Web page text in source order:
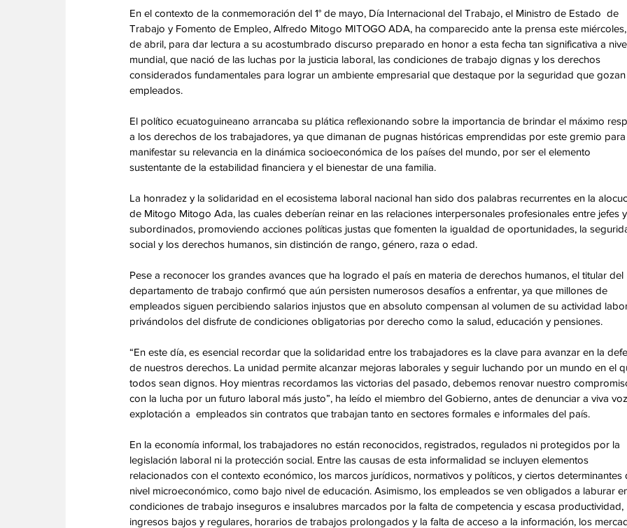
En el contexto de la conmemoración del 1° de mayo, Día Internacional del Trabajo, el Ministro de Estado  de
Trabajo y Fomento de Empleo, Alfredo Mitogo MITOGO ADA, ha comparecido ante la prensa este
de abril, para dar lectura a su acostumbrado discurso preparado en honor a esta fecha tan significativa a
mundial, que nació de las luchas por la justicia laboral, las condiciones de trabajo dignas y los derechos
considerados fundamentales para lograr un ambiente empresarial que destaque por la seguridad que
empleados.
‎El político ecuatoguineano arrancaba su plática reflexionando sobre la importancia de brindar el máximo
a los derechos de los trabajadores, ya que dimanan de pugnas históricas emprendidas por este gremio para
manifestar su relevancia en la dinámica socioeconómica de los países del mundo, por ser el elemento
sustentante de la estabilidad financiera y el bienestar de una familia.
‎La honradez y la solidaridad en el ecosistema laboral nacional han sido dos palabras recurrentes en la
de Mitogo Mitogo Ada, las cuales deberían reinar en las relaciones interpersonales profesionales entre jefes y
subordinados, promoviendo acciones políticas justas que fomenten la igualdad de oportunidades, la
social y los derechos humanos, sin distinción de rango, género, raza o edad.
‎Pese a reconocer los grandes avances que ha logrado el país en materia de derechos humanos, el titular del
departamento de trabajo confirmó que aún persisten numerosos desafíos a enfrentar, ya que millones de
empleados siguen percibiendo salarios injustos que en absoluto compensan al volumen de su actividad
privándolos del disfrute de condiciones obligatorias por derecho como la salud, educación y pensiones.
‎“En este día, es esencial recordar que la solidaridad entre los trabajadores es la clave para avanzar en la
de nuestros derechos. La unidad permite alcanzar mejoras laborales y seguir luchando por un mundo en el
todos sean dignos. Hoy mientras recordamos las victorias del pasado, debemos renovar nuestro
con la lucha por un futuro laboral más justo”, ha leído el miembro del Gobierno, antes de denunciar a viva
explotación a  empleados sin contratos que trabajan tanto en sectores formales e informales del país.
‎En la economía informal, los trabajadores no están reconocidos, registrados, regulados ni protegidos por la
legislación laboral ni la protección social. Entre las causas de esta informalidad se incluyen elementos
relacionados con el contexto económico, los marcos jurídicos, normativos y políticos, y ciertos determinantes
nivel microeconómico, como bajo nivel de educación. Asimismo, los empleados se ven obligados a laburar
condiciones de trabajo inseguros e insalubres marcados por la falta de competencia y escasa productividad,
ingresos bajos y regulares, horarios de trabajos prolongados y la falta de acceso a la información, los